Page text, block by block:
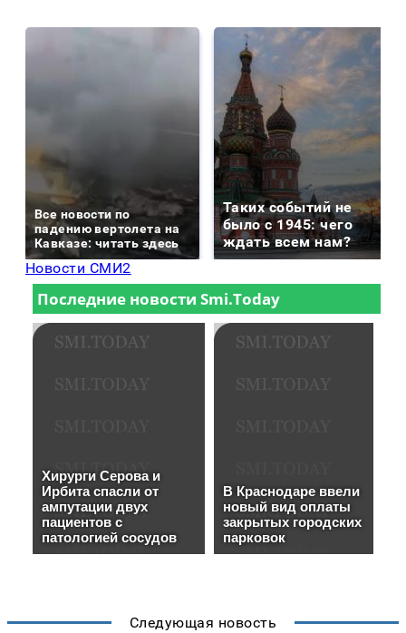
Все новости по
падению вертолета на
Кавказе: читать здесь
Таких событий не
было с 1945: чего
ждать всем нам?
Новости СМИ2
Следующая новость